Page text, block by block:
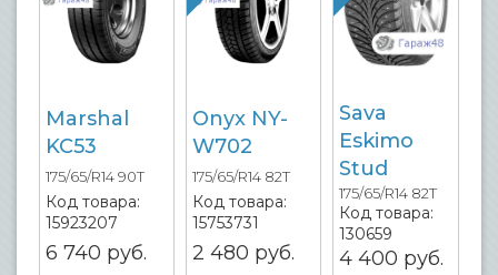
Marshal
KC53
175/65/R14 90T
Код товара:
15923207
6 740 руб.
Onyx NY-
W702
175/65/R14 82T
Код товара:
15753731
2 480 руб.
Sava
Eskimo
Stud
175/65/R14 82T
Код товара:
130659
4 400 руб.